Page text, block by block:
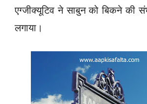
एग्जीक्यूटिव ने साबुन को बिकने की
लगाया।